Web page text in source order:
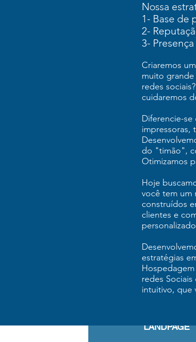
LANDPAGE
Nossa
1- Base de
2-
3-
Criaremos
muito
redes
cuidaremos
Diferencie-
impressoras,
do "timão",
Otimizamos
Hoje
você tem um
construídos
clientes e
estratégias
redes
intuitivo, que